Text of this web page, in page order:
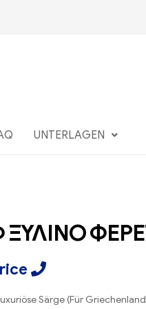
UNTERLAGEN
ΞΥΛΙΝΟ
Särge (Für